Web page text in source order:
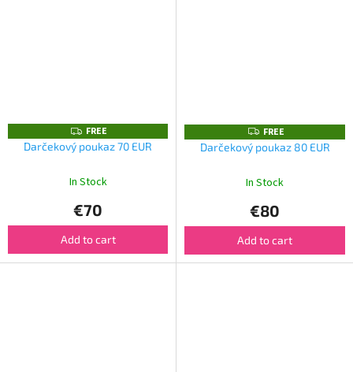
F
R
E
FREE
Darčekový poukaz 70 EUR
In Stock
€70
Add to cart
F
R
E
FREE
Darčekový poukaz 80 EUR
In Stock
€80
Add to cart